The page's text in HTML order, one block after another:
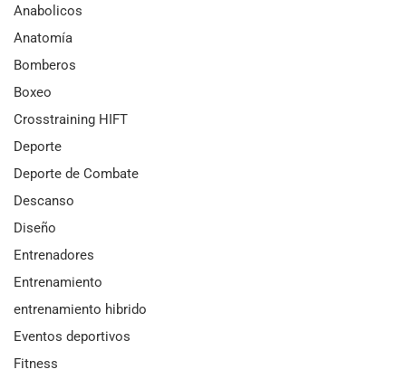
Anabolicos
Anatomía
Bomberos
Boxeo
Crosstraining HIFT
Deporte
Deporte de Combate
Descanso
Diseño
Entrenadores
Entrenamiento
entrenamiento hibrido
Eventos deportivos
Fitness